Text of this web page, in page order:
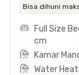
Bisa dihuni
Full Size
cm
Kamar
Water